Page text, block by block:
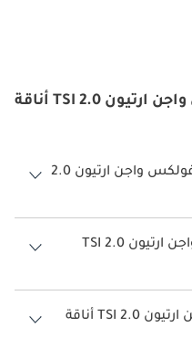
الأسئلة المتكررة عن فولكس واجن ارتيون 2.0 TSI أناقة
ما هو معدل استهلاك الوقود في فولكس واجن ارتيون 2.0
الشركة المصنعة لسيارة فولكس
ما هي سعة المقاعد في فولكس واجن ارتيون 2.0 TSI
ما هو نظام الدفع في فولكس واجن ارتيون 2.0 TSI أناقة